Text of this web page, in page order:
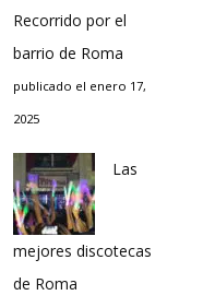
Recorrido por el
barrio de Roma
publicado el enero 17,
2025
Las
mejores discotecas
de Roma